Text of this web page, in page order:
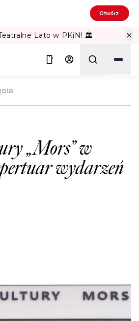
Otwórz
Lato w PKiN! 🏛️
„Mors” w
wydarzeń